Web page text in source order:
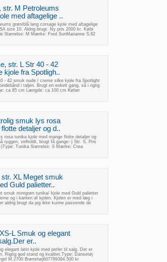
str. M Petroleums
med aftagelige ..
grøn/blå lang corsage kjole med aftagelige
size 10. Aldrig brugt. Ny pris 2000 kr. Købt
Størrelse: M Mærke: Fred SunMarianne S.82
str. L Str 40 - 42
kjole fra Spotligh..
- 42 smuk nude / creme silke kjole fra Spotlight
i taljen. Brugt en enkelt gang, så i rigtig
ca 85 cm Længde: ca 100 cm Køber
smuk lys rosa
detaljer og d..
rosa tunika kjole med mange flotte detaljer og
ryggen, velholdt, brugt få gange:-) Str. S. Pris
Tunika Størrelse: S Mærke: Crea
XL Meget smuk
Guld palietter..
smuk mintgrøn tunika/ kjole med Guld palietter
og i kanten af kjolen. Kjolen er med læg i
aldrig brugt da jeg ikke kunne passende de
L Smuk og elegant
er..
elegant latin kjole med perler til salg. Der er
Rigtig god stand og kvalitet.Type: Dansetøj
M.2700 Brønshøj607789394.500 kr